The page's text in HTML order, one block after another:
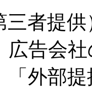
者提供
広告会
「外部